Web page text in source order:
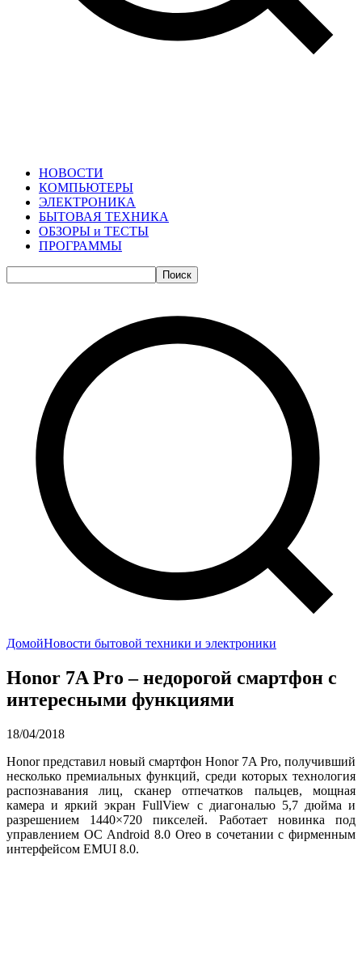
НОВОСТИ
КОМПЬЮТЕРЫ
ЭЛЕКТРОНИКА
БЫТОВАЯ ТЕХНИКА
ОБЗОРЫ и ТЕСТЫ
ПРОГРАММЫ
Поиск
ДомойНовости бытовой техники и электроники
Honor 7A Pro – недорогой смартфон с
интересными функциями
18/04/2018
Honor представил новый смартфон Honor 7A Pro, получивший
несколько премиальных функций, среди которых технология
распознавания лиц, сканер отпечатков пальцев, мощная
камера и яркий экран FullView с диагональю 5,7 дюйма и
разрешением 1440×720 пикселей. Работает новинка под
управлением ОС Android 8.0 Oreo в сочетании с фирменным
интерфейсом EMUI 8.0.